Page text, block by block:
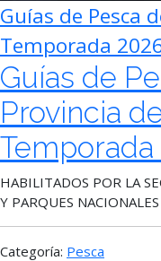
Guías de Pesca
Temporada
Guías de
Provincia
Temporada
HABILITADOS POR LA
Y PARQUES NACIONALES
Categoría: Pesca